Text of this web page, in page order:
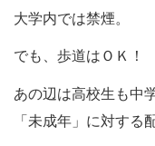
大学内では禁煙。
でも、歩道はＯＫ！
あの辺は高校生も中
「未成年」に対する